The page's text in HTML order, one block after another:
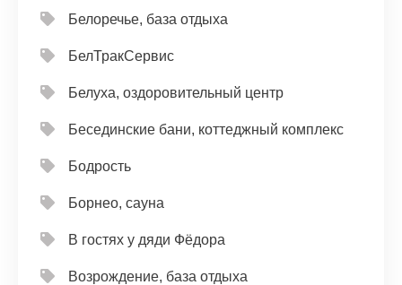
Белоречье, база отдыха
БелТракСервис
Белуха, оздоровительный центр
Бесединские бани, коттеджный комплекс
Бодрость
Борнео, сауна
В гостях у дяди Фёдора
Возрождение, база отдыха